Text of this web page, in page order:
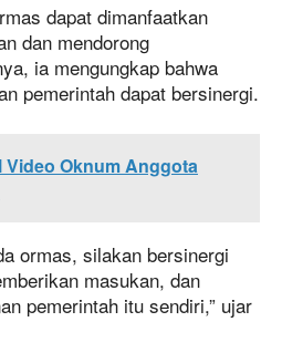
dapat dimanfaatkan
dan mendorong
ia mengungkap bahwa
pemerintah dapat bersinergi.
Video Oknum Anggota
ormas, silakan bersinergi
masukan, dan
pemerintah itu sendiri,” ujar